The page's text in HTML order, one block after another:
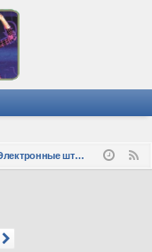
Электронные штучки